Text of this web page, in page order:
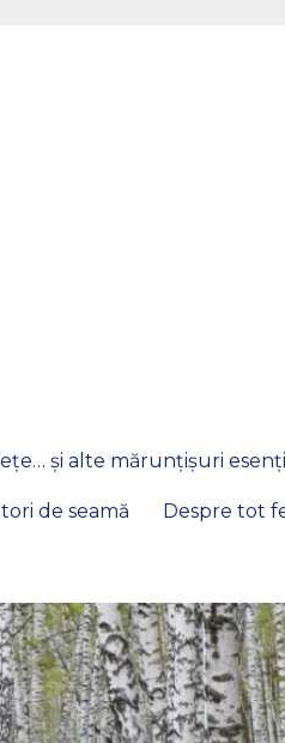
și alte mărunțișuri
de seamă Despre tot